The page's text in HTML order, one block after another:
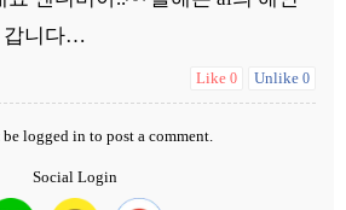
갑니다…
Like 0 Unlike 0
belogged in to post a comment.
Social Login